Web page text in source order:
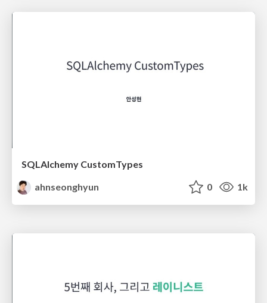
SQLAlchemy CustomTypes
ahnseonghyun
0 1k